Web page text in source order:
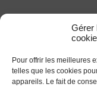
Gérer
Pour offrir les meilleures
telles que les cookies
appareils. Le fait de